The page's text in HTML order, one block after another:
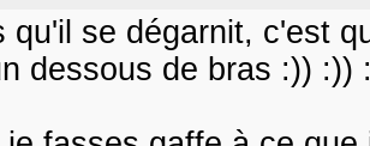
qu'il se dégarnit, c'est
dessous de bras :))